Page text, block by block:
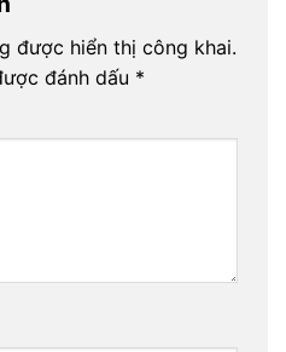
được hiển thị công khai.
đánh dấu *